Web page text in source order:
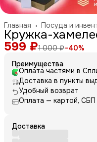
Посуда и
Главная ›
Кружка-
599 ₽1 000 ₽−40%
Преимущества
Оплата частями в
Доставка в пункты
Удобный возврат
Оплата — картой, СБП
Доставка